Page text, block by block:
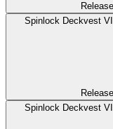
Spinlock Deckvest
Spinlock Deckvest